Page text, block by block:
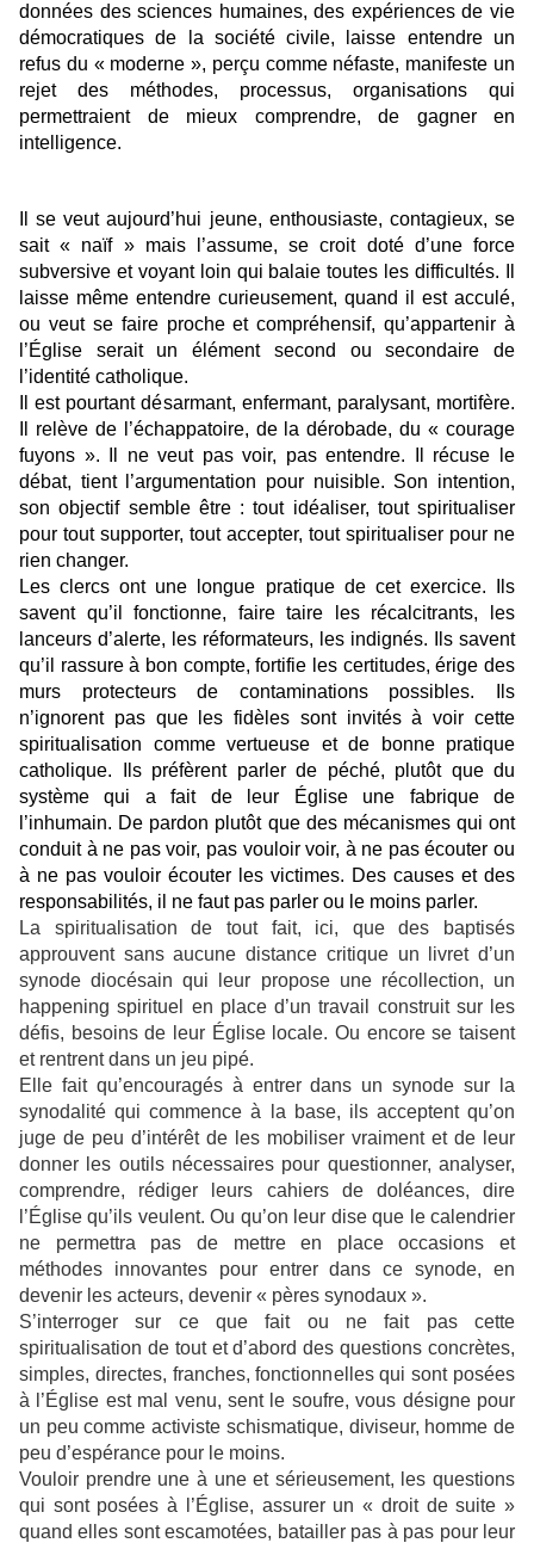
données des sciences humaines, des expériences de vie
démocratiques de la société civile, laisse entendre un
refus du « moderne », perçu comme néfaste, manifeste un
rejet des méthodes, processus, organisations qui
permettraient de mieux comprendre, de gagner en
intelligence.
Il se veut aujourd’hui jeune, enthousiaste, contagieux, se
sait « naïf » mais l’assume, se croit doté d’une force
subversive et voyant loin qui balaie toutes les difficultés. Il
laisse même entendre curieusement, quand il est acculé,
ou veut se faire proche et compréhensif, qu’appartenir à
l’Église serait un élément second ou secondaire de
l’identité catholique.
Il est pourtant désarmant, enfermant, paralysant, mortifère.
Il relève de l’échappatoire, de la dérobade, du « courage
fuyons ». Il ne veut pas voir, pas entendre. Il récuse le
débat, tient l’argumentation pour nuisible. Son intention,
son objectif semble être : tout idéaliser, tout spiritualiser
pour tout supporter, tout accepter, tout spiritualiser pour ne
rien changer.
Les clercs ont une longue pratique de cet exercice. Ils
savent qu’il fonctionne, faire taire les récalcitrants, les
lanceurs d’alerte, les réformateurs, les indignés. Ils savent
qu’il rassure à bon compte, fortifie les certitudes, érige des
murs protecteurs de contaminations possibles. Ils
n’ignorent pas que les fidèles sont invités à voir cette
spiritualisation comme vertueuse et de bonne pratique
catholique. Ils préfèrent parler de péché, plutôt que du
système qui a fait de leur Église une fabrique de
l’inhumain. De pardon plutôt que des mécanismes qui ont
conduit à ne pas voir, pas vouloir voir, à ne pas écouter ou
à ne pas vouloir écouter les victimes. Des causes et des
responsabilités, il ne faut pas parler ou le moins parler.
La spiritualisation de tout fait, ici, que des baptisés
approuvent sans aucune distance critique un livret d’un
synode diocésain qui leur propose une récollection, un
happening spirituel en place d’un travail construit sur les
défis, besoins de leur Église locale. Ou encore se taisent
et rentrent dans un jeu pipé.
Elle fait qu’encouragés à entrer dans un synode sur la
synodalité qui commence à la base, ils acceptent qu’on
juge de peu d’intérêt de les mobiliser vraiment et de leur
donner les outils nécessaires pour questionner, analyser,
comprendre, rédiger leurs cahiers de doléances, dire
l’Église qu’ils veulent. Ou qu’on leur dise que le calendrier
ne permettra pas de mettre en place occasions et
méthodes innovantes pour entrer dans ce synode, en
devenir les acteurs, devenir « pères synodaux ».
S’interroger sur ce que fait ou ne fait pas cette
spiritualisation de tout et d’abord des questions concrètes,
simples, directes, franches, fonctionnelles qui sont posées
à l’Église est mal venu, sent le soufre, vous désigne pour
un peu comme activiste schismatique, diviseur, homme de
peu d’espérance pour le moins.
Vouloir prendre une à une et sérieusement, les questions
qui sont posées à l’Église, assurer un « droit de suite »
quand elles sont escamotées, batailler pas à pas pour leur